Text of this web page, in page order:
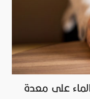
على معدة